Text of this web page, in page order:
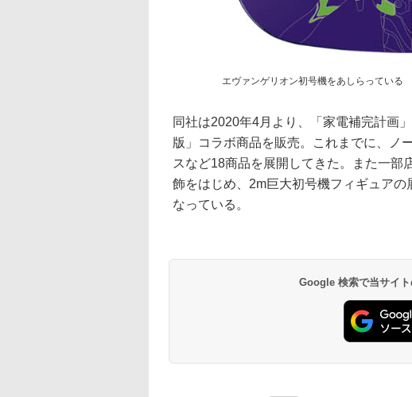
エヴァンゲリオン初号機をあしらっている
同社は2020年4月より、「家電補完計画
版」コラボ商品を販売。これまでに、ノ
スなど18商品を展開してきた。また一部
飾をはじめ、2m巨大初号機フィギュア
なっている。
Google 検索で当サイ